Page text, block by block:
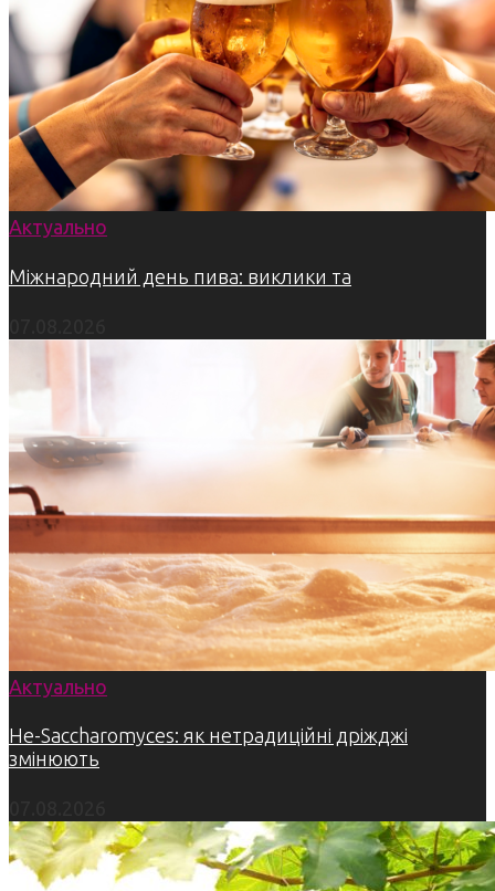
Актуально
Міжнародний день пива: виклики та
Актуально
Не-Saccharomyces: як нетрадиційні дріжджі
змінюють